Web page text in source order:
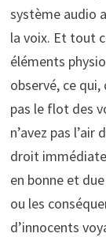
système audio
la voix. Et tout
éléments
observé, ce
pas le flot des
n’avez pas
droit
en bonne et
ou les
d’innocents